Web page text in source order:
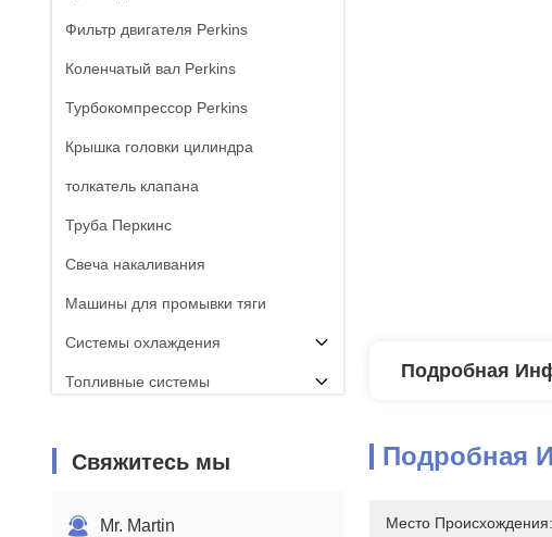
Фильтр двигателя Perkins
Коленчатый вал Perkins
Турбокомпрессор Perkins
Крышка головки цилиндра
толкатель клапана
Труба Перкинс
Свеча накаливания
Машины для промывки тяги
Системы охлаждения
Топливные системы
Распредвал двигателя Perkins
Свяжитесь мы
Mr. Martin
Подробная
Подробная
Место Происхождения: